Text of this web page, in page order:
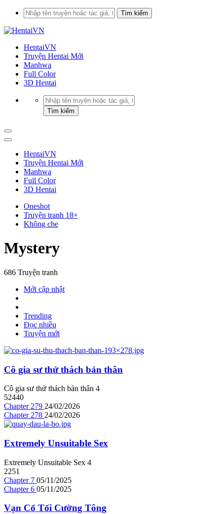
HentaiVN
Truyện Hentai Mới
Manhwa
Full Color
3D Hentai
HentaiVN
Truyện Hentai Mới
Manhwa
Full Color
3D Hentai
Oneshot
Truyện tranh 18+
Không che
Mystery
686 Truyện tranh
Mới cập nhật
Trending
Đọc nhiều
Truyện mới
Cô gia sư thử thách bản thân
Cô gia sư thử thách bản thân 4
52440
Chapter 279 24/02/2026
Chapter 278 24/02/2026
Extremely Unsuitable Sex
Extremely Unsuitable Sex 4
2251
Chapter 7 05/11/2025
Chapter 6 05/11/2025
Vạn Cổ Tối Cường Tông